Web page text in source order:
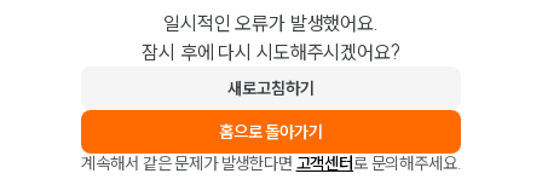
일시적인 오류가 발생했어요.
잠시 후에 다시 시도해주시겠어요?
새로고침하기
홈으로 돌아가기
계속해서 같은 문제가 발생한다면 고객센터로 문의해주세요.